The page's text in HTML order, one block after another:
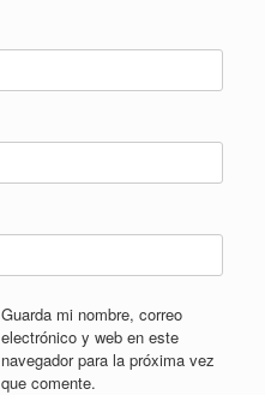
Guarda mi nombre, correo
electrónico y web en este
navegador para la próxima vez
que comente.